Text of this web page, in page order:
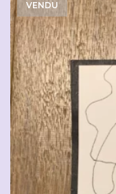
VENDU